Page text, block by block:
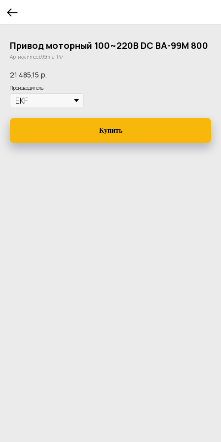
Привод моторный 100~220В DC ВА-99M 800
Артикул: mccb99m-a-147
21 485,15 р.
Производитель
Купить